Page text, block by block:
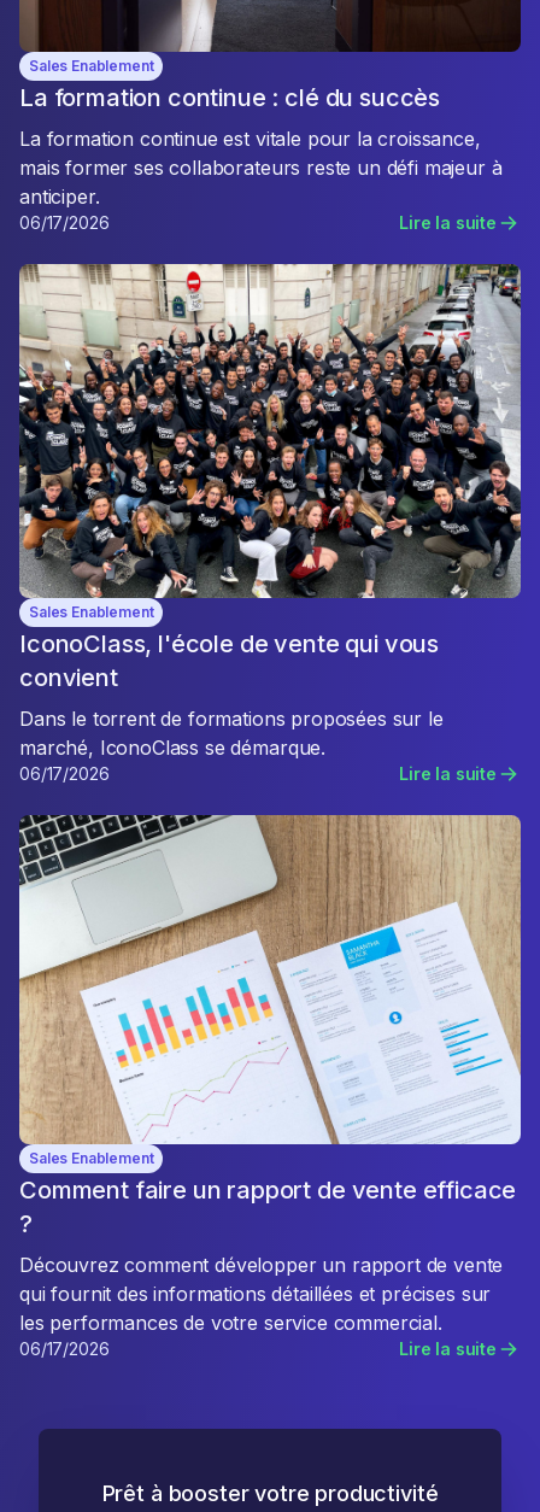
Sales Enablement
La formation continue : clé du succès
La formation continue est vitale pour la croissance,
mais former ses collaborateurs reste un défi majeur à
anticiper.
06/17/2026 Lire la suite
Sales Enablement
IconoClass, l'école de vente qui vous
convient
Dans le torrent de formations proposées sur le
marché, IconoClass se démarque.
06/17/2026 Lire la suite
Sales Enablement
Comment faire un rapport de vente efficace
?
Découvrez comment développer un rapport de vente
qui fournit des informations détaillées et précises sur
les performances de votre service commercial.
06/17/2026 Lire la suite
Prêt à booster votre productivité